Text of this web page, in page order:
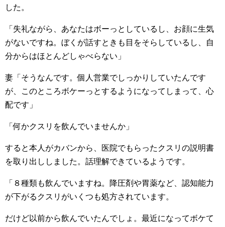
した。
「失礼ながら、あなたはボーっとしているし、お顔に生気
がないですね。ぼくが話すときも目をそらしているし、自
分からはほとんどしゃべらない」
妻「そうなんです。個人営業でしっかりしていたんです
が、このところボケーっとするようになってしまって、心
配です」
「何かクスリを飲んでいませんか」
すると本人がカバンから、医院でもらったクスリの説明書
を取り出ししました。話理解できているようです。
「８種類も飲んでいますね。降圧剤や胃薬など、認知能力
が下がるクスリがいくつも処方されています。
だけど以前から飲んでいたんでしょ。最近になってボケて